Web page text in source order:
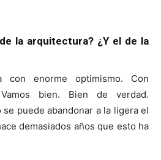
la arquitectura? ¿Y el de la
con enorme optimismo. Con
bien. Bien de verdad.
puede abandonar a la ligera el
demasiados años que esto ha